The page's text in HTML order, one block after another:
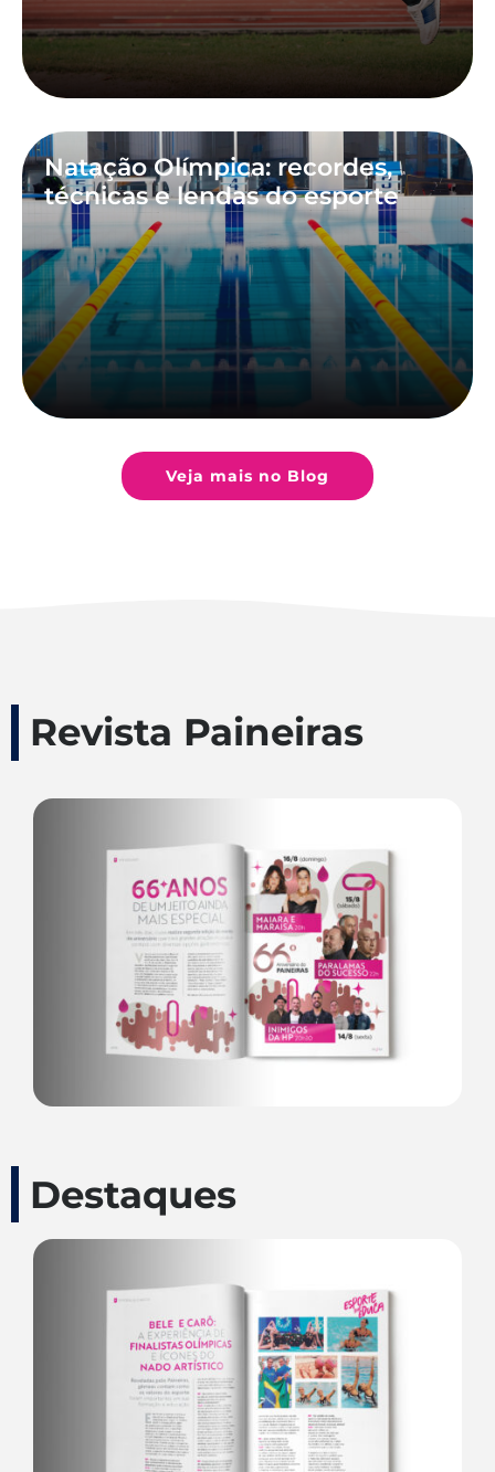
Natação Olímpica: recordes,
técnicas e lendas do esporte
Veja mais no Blog
Revista Paineiras
Destaques